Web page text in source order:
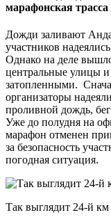
марафонская трасса
Дожди заливают
участников
Однако на деле
центральные улицы
затопленными.
организаторы
проливной дождь,
Уже до полудня на
марафон отменен
за безопасность
погодная ситуация.
Так выглядит 24-й